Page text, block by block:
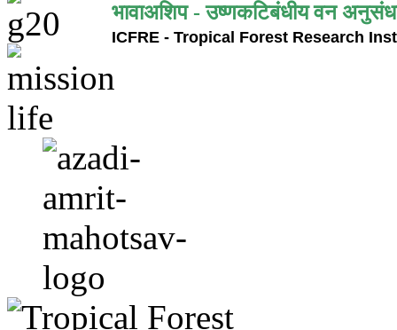
भावाअशिप - उष्णकटिबंधीय वन
ICFRE - Tropical Forest Research